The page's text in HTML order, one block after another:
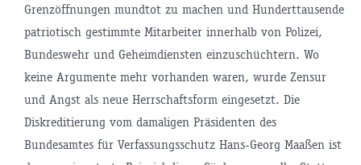
Grenzöffnungen mundtot zu machen und Hunderttausende
patriotisch gestimmte Mitarbeiter innerhalb von Polizei,
Bundeswehr und Geheimdiensten einzuschüchtern. Wo
keine Argumente mehr vorhanden waren, wurde Zensur
und Angst als neue Herrschaftsform eingesetzt. Die
Diskreditierung vom damaligen Präsidenten des
Bundesamtes für Verfassungsschutz Hans-Georg Maaßen ist